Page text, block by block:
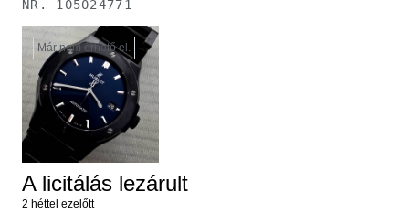
NR. 105024771
Már nem érhető el.
A licitálás lezárult
2 héttel ezelőtt